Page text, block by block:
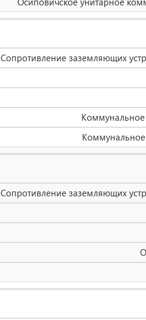
Сопротивление заземляющих
Коммунальное
Коммунальное
Сопротивление заземляющих